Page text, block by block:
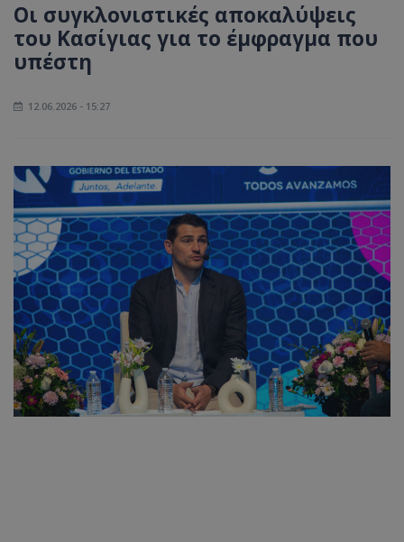
Οι συγκλονιστικές αποκαλύψεις
του Κασίγιας για το έμφραγμα που
υπέστη
12.06.2026 - 15:27